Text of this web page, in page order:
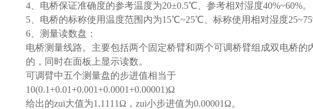
4、电桥保证准确度的参考温度为20±0.5℃、参考相对湿度40%~60%。
5、电桥的标称使用温度范围内为15℃~25℃、标称使用相对湿度
6、测量读数盘：
电桥测量线路。主要包括两个固定桥臂和两个可调桥臂组成双电桥
的，同时在面板上显示读数。
可调臂中五个测量盘的步进值相当于
10(0.1+0.01+0.001+0.0001+0.00001)Ω
给出的zui大值为1.1111Ω，zui小步进值为0.00001Ω。